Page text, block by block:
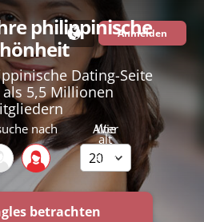
Anmelden
philippinische
Dating-Seite
5,5 Millionen
nach Wie
alt
sind
Sie?
Alter
betrachten